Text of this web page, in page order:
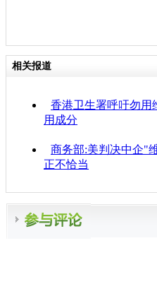
相关报道
香港卫生署呼吁勿用
用成分
商务部:美判决中企"
正不恰当